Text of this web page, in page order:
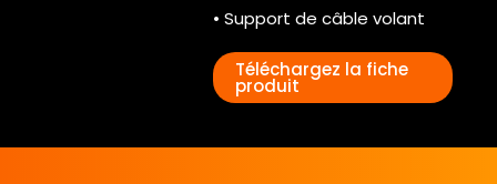
• Support de câble volant
Téléchargez la fiche
produit